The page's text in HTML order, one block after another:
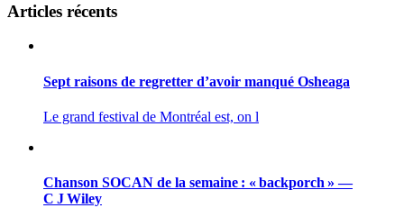
Articles récents
Sept raisons de regretter d’avoir manqué Osheaga
Le grand festival de Montréal est, on l
Chanson SOCAN de la semaine : « backporch » —
C J Wiley